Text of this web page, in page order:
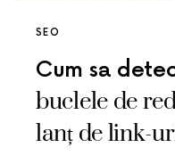
SEO
Cum sa
buclele de
lanț de link-